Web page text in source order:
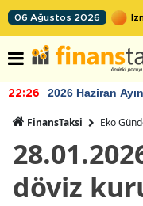
06 Ağustos 2026
22:26 2026 Haziran
FinansTaksi Eko
döviz